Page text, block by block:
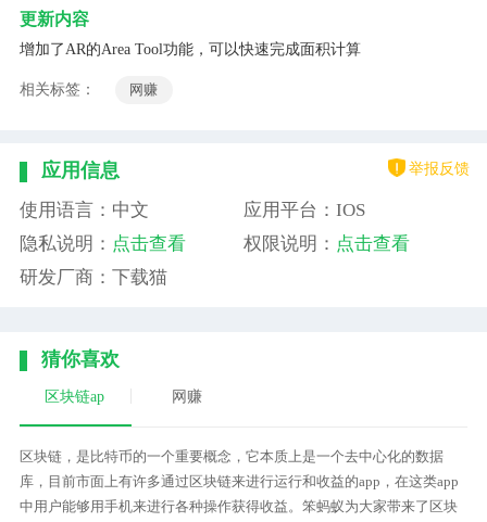
更新内容
增加了AR的Area Tool功能，可以快速完成面积计算
相关标签： 网赚
应用信息 举报反馈
使用语言：中文
应用平台：IOS
隐私说明： 点击查看 权限说明： 点击查看
研发厂商：下载猫
猜你喜欢
区块链ap 网赚
区块链，是比特币的一个重要概念，它本质上是一个去中心化的数据
库，目前市面上有许多通过区块链来进行运行和收益的app，在这类app
中用户能够用手机来进行各种操作获得收益。笨蚂蚁为大家带来了区块